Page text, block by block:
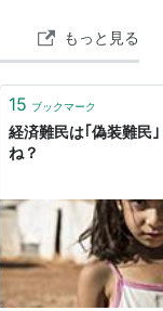
の難癖をつけ
」 在日パキ…
もっと見る
15 ブックマーク
経済難民は｢偽装難民
ね？